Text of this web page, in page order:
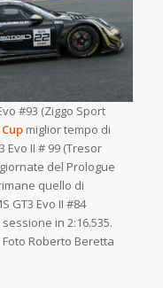
#93 (Ziggo Sport
miglior tempo di
Evo II # 99 (Tresor
del Prologue
quello di
GT3 Evo II #84
sessione in 2:16.535.
Beretta